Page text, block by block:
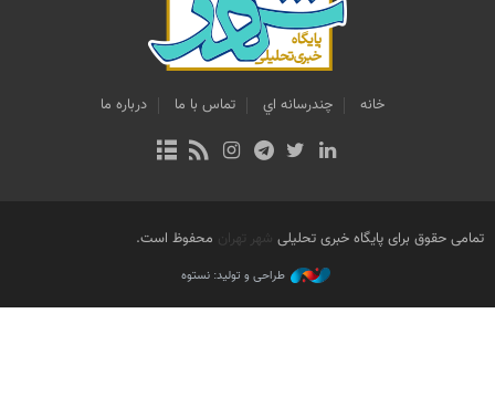
خانه چندرسانه اي تماس با ما درباره ما
تمامی حقوق برای پایگاه خبری تحلیلی شهر تهران محفوظ است.
طراحی و تولید: نستوه